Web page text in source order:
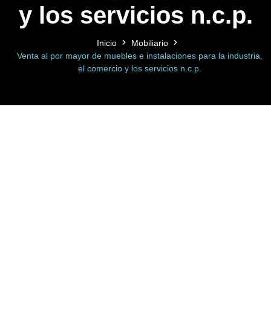
y los servicios n.c.p.
Inicio
Mobiliario
Venta al por mayor de muebles e instalaciones para la industria,
el comercio y los servicios n.c.p.